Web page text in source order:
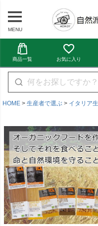
MENU
商品一覧 お気に入り
HOME 生産者で選ぶ イタリア